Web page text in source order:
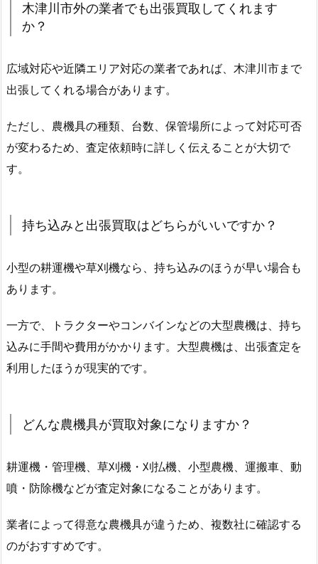
木津川市外の業者でも出張買取してくれます
か？
広域対応や近隣エリア対応の業者であれば、木津川市まで
出張してくれる場合があります。
ただし、農機具の種類、台数、保管場所によって対応可否
が変わるため、査定依頼時に詳しく伝えることが大切で
す。
持ち込みと出張買取はどちらがいいですか？
小型の耕運機や草刈機なら、持ち込みのほうが早い場合も
あります。
一方で、トラクターやコンバインなどの大型農機は、持ち
込みに手間や費用がかかります。大型農機は、出張査定を
利用したほうが現実的です。
どんな農機具が買取対象になりますか？
耕運機・管理機、草刈機・刈払機、小型農機、運搬車、動
噴・防除機などが査定対象になることがあります。
業者によって得意な農機具が違うため、複数社に確認する
のがおすすめです。